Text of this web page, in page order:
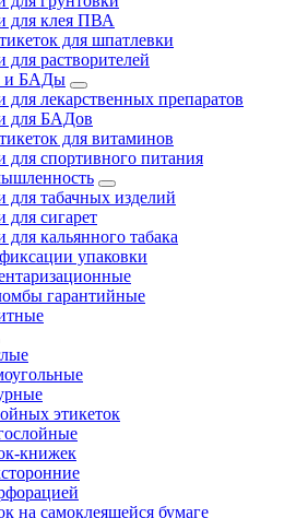
для клея ПВА
для шпатлевки
для растворителей
и БАДы
для лекарственных препаратов
для БАДов
для витаминов
для спортивного питания
для табачных изделий
для сигарет
для кальянного табака
упаковки
гарантийные
этикеток
книжек
на самоклеящейся бумаге